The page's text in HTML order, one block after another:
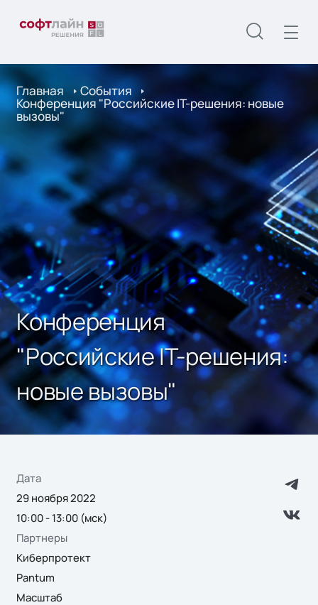
Главная События
Конференция "Российские IT-решения: новые
вызовы"
Конференция
"Российские IT-решения:
новые вызовы"
Дата
29 ноября 2022
10:00 - 13:00 (мск)
Партнеры
Киберпротект
Pantum
Масштаб